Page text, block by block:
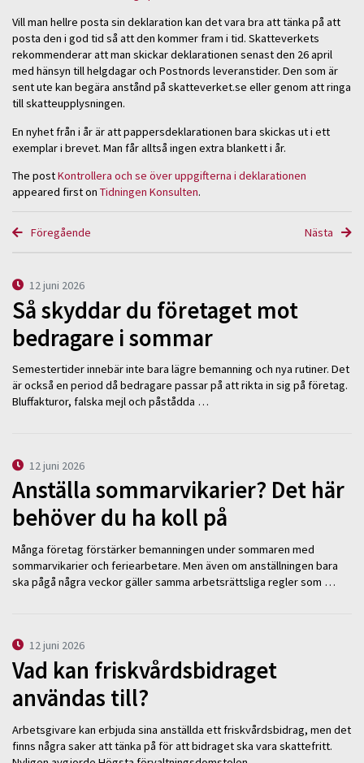
Vill man hellre posta sin deklaration kan det vara bra att tänka på att
posta den i god tid så att den kommer fram i tid. Skatteverkets
rekommenderar att man skickar deklarationen senast den 26 april
med hänsyn till helgdagar och Postnords leveranstider. Den som är
sent ute kan begära anstånd på skatteverket.se eller genom att ringa
till skatteupplysningen.
En nyhet från i år är att pappersdeklarationen bara skickas ut i ett
exemplar i brevet. Man får alltså ingen extra blankett i år.
The postKontrollera och se över uppgifterna i deklarationen
appeared first on Tidningen Konsulten.
Föregående Nästa
12 juni 2026
Så skyddar du företaget mot
bedragare i sommar
Semestertider innebär inte bara lägre bemanning och nya rutiner. Det
är också en period då bedragare passar på att rikta in sig på företag.
Bluffakturor, falska mejl och påstådda …
12 juni 2026
Anställa sommarvikarier? Det här
behöver du ha koll på
Många företag förstärker bemanningen under sommaren med
sommarvikarier och feriearbetare. Men även om anställningen bara
ska pågå några veckor gäller samma arbetsrättsliga regler som …
12 juni 2026
Vad kan friskvårdsbidraget
användas till?
Arbetsgivare kan erbjuda sina anställda ett friskvårdsbidrag, men det
finns några saker att tänka på för att bidraget ska vara skattefritt.